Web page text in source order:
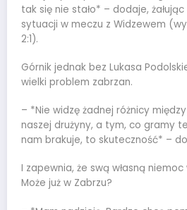
tak się nie stało* – dodaje,
sytuacji w meczu z Widzewem
2:1).
Górnik jednak bez Lukasa
wielki problem zabrzan.
– *Nie widzę żadnej różnicy
naszej drużyny, a tym, co gramy
nam brakuje, to skuteczność* –
I zapewnia, że swą własną
Może już w Zabrzu?